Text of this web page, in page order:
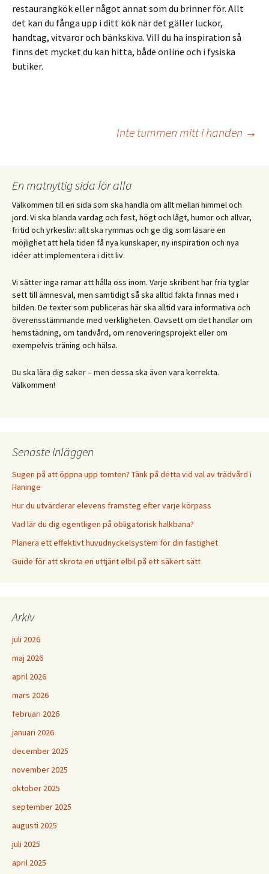
restaurangkök eller något annat som du brinner för. Allt
det kan du fånga upp i ditt kök när det gäller luckor,
handtag, vitvaror och bänkskiva. Vill du ha inspiration så
finns det mycket du kan hitta, både online och i fysiska
butiker.
Inläggsnavigering
Inte tummen mitt i handen →
En matnyttig sida för alla
Välkommen till en sida som ska handla om allt mellan himmel och
jord. Vi ska blanda vardag och fest, högt och lågt, humor och allvar,
fritid och yrkesliv: allt ska rymmas och ge dig som läsare en
möjlighet att hela tiden få nya kunskaper, ny inspiration och nya
idéer att implementera i ditt liv.
Vi sätter inga ramar att hålla oss inom. Varje skribent har fria tyglar
sett till ämnesval, men samtidigt så ska alltid fakta finnas med i
bilden. De texter som publiceras här ska alltid vara informativa och
överensstämmande med verkligheten. Oavsett om det handlar om
hemstädning, om tandvård, om renoveringsprojekt eller om
exempelvis träning och hälsa.
Du ska lära dig saker – men dessa ska även vara korrekta.
Välkommen!
Senaste inläggen
Sugen på att öppna upp tomten? Tänk på detta vid val av trädvård i
Haninge
Hur du utvärderar elevens framsteg efter varje körpass
Vad lär du dig egentligen på obligatorisk halkbana?
Planera ett effektivt huvudnyckelsystem för din fastighet
Guide för att skrota en uttjänt elbil på ett säkert sätt
Arkiv
juli 2026
maj 2026
april 2026
mars 2026
februari 2026
januari 2026
december 2025
november 2025
oktober 2025
september 2025
augusti 2025
juli 2025
april 2025